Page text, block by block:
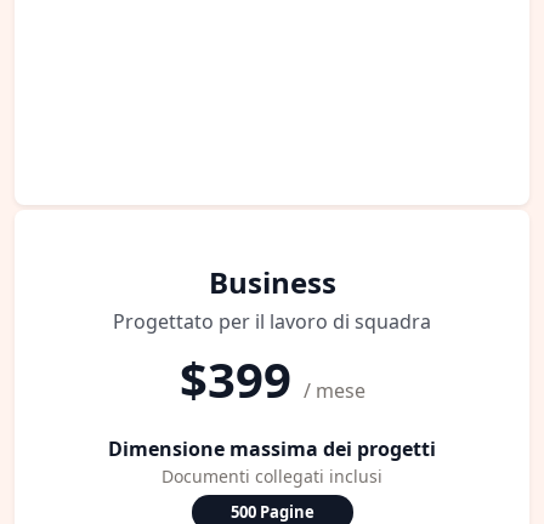
Business
Progettato per il lavoro di squadra
$399 / mese
Dimensione massima dei progetti
Documenti collegati inclusi
500 Pagine